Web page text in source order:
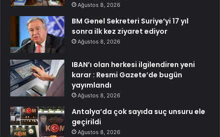
Ağustos 8, 2026
BM Genel Sekreteri Suriye’yi 17 yıl
sonra ilk kez ziyaret ediyor
Ağustos 8, 2026
IBAN’ı olan herkesi ilgilendiren yeni
karar : Resmi Gazete’de bugün
yayımlandı
Ağustos 8, 2026
Antalya’da çok sayıda suç unsuru ele
geçirildi
Ağustos 8, 2026